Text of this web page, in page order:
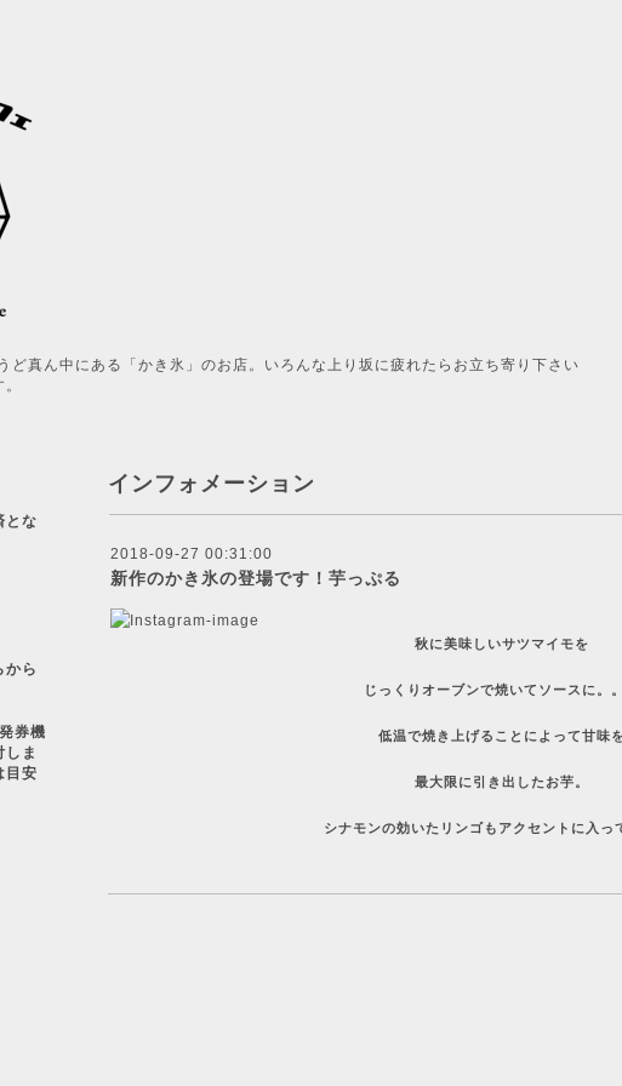
ど真ん中にある「かき氷」のお店。いろんな上り坂に疲れたらお立ち寄り下さい
インフォメーション
2018-09-27 00:31:00
新作のかき氷の登場です！芋っぷる
秋に美味しいサツマイモを
じっくりオーブンで焼いてソースに。。
低温で焼き上げることによって甘味
最大限に引き出したお芋。
シナモンの効いたリンゴもアクセントに入っ
とな
から
券機
しま
目安